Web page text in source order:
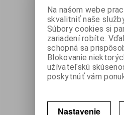
Na našom webe
skvalitniť naše
Súbory cookies si
zariadení robíte.
schopná sa
Blokovanie
užívateľskú
poskytnúť vám
Nastavenie